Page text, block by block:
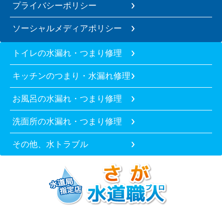
プライバシーポリシー
ソーシャルメディアポリシー
トイレの水漏れ・つまり修理
キッチンのつまり・水漏れ修理
お風呂の水漏れ・つまり修理
洗面所の水漏れ・つまり修理
その他、水トラブル